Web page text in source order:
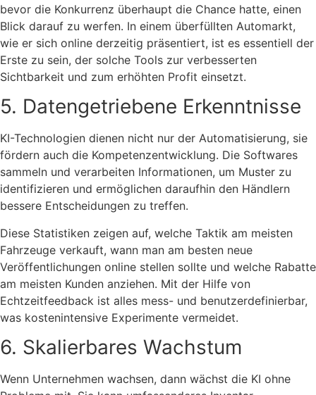
bevor die Konkurrenz überhaupt die Chance hatte, einen
Blick darauf zu werfen. In einem überfüllten Automarkt,
wie er sich online derzeitig präsentiert, ist es essentiell der
Erste zu sein, der solche Tools zur verbesserten
Sichtbarkeit und zum erhöhten Profit einsetzt.
5. Datengetriebene Erkenntnisse
KI-Technologien dienen nicht nur der Automatisierung, sie
fördern auch die Kompetenzentwicklung. Die Softwares
sammeln und verarbeiten Informationen, um Muster zu
identifizieren und ermöglichen daraufhin den Händlern
bessere Entscheidungen zu treffen.
Diese Statistiken zeigen auf, welche Taktik am meisten
Fahrzeuge verkauft, wann man am besten neue
Veröffentlichungen online stellen sollte und welche Rabatte
am meisten Kunden anziehen. Mit der Hilfe von
Echtzeitfeedback ist alles mess- und benutzerdefinierbar,
was kostenintensive Experimente vermeidet.
6. Skalierbares Wachstum
Wenn Unternehmen wachsen, dann wächst die KI ohne